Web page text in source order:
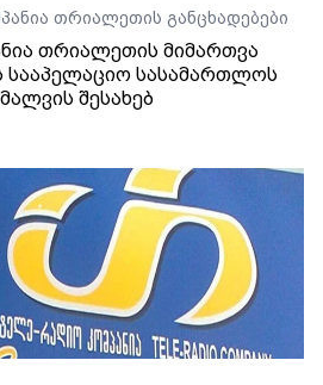
თრიალეთის განცხადებები
თრიალეთის მიმართვა
სასამართლოს
შესახებ